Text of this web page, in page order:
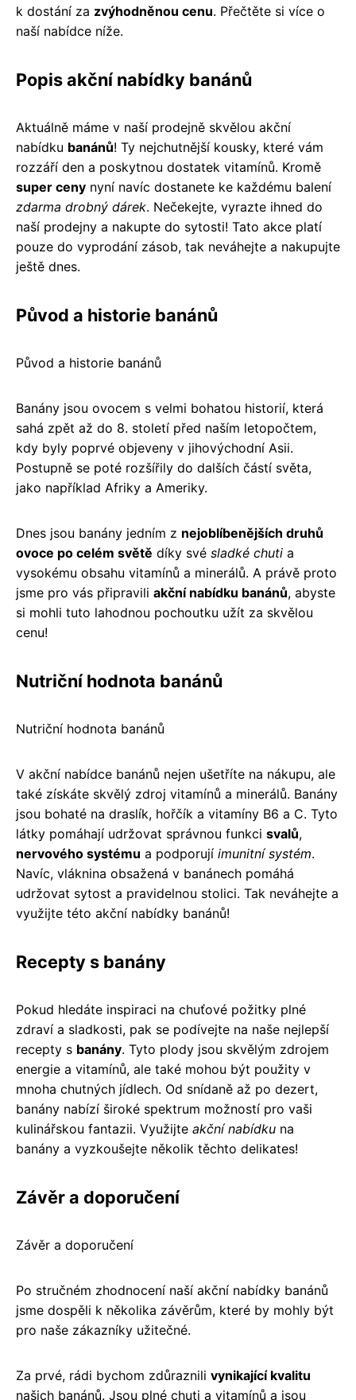
k dostání za zvýhodněnou cenu. Přečtěte si více o
naší nabídce níže.
Popis akční nabídky banánů
Aktuálně máme v naší prodejně skvělou akční
nabídku banánů! Ty nejchutnější kousky, které vám
rozzáří den a poskytnou dostatek vitamínů. Kromě
super ceny nyní navíc dostanete ke každému balení
zdarma drobný dárek. Nečekejte, vyrazte ihned do
naší prodejny a nakupte do sytosti! Tato akce platí
pouze do vyprodání zásob, tak neváhejte a nakupujte
ještě dnes.
Původ a historie banánů
Původ a historie banánů
Banány jsou ovocem s velmi bohatou historií, která
sahá zpět až do 8. století před naším letopočtem,
kdy byly poprvé objeveny v jihovýchodní Asii.
Postupně se poté rozšířily do dalších částí světa,
jako například Afriky a Ameriky.
Dnes jsou banány jedním z nejoblíbenějších druhů
ovoce po celém světě díky své sladké chuti a
vysokému obsahu vitamínů a minerálů. A právě proto
jsme pro vás připravili akční nabídku banánů, abyste
si mohli tuto lahodnou pochoutku užít za skvělou
cenu!
Nutriční hodnota banánů
Nutriční hodnota banánů
V akční nabídce banánů nejen ušetříte na nákupu, ale
také získáte skvělý zdroj vitamínů a minerálů. Banány
jsou bohaté na draslík, hořčík a vitamíny B6 a C. Tyto
látky pomáhají udržovat správnou funkci svalů,
nervového systému a podporují imunitní systém.
Navíc, vláknina obsažená v banánech pomáhá
udržovat sytost a pravidelnou stolici. Tak neváhejte a
využijte této akční nabídky banánů!
Recepty s banány
Pokud hledáte inspiraci na chuťové požitky plné
zdraví a sladkosti, pak se podívejte na naše nejlepší
recepty s banány. Tyto plody jsou skvělým zdrojem
energie a vitamínů, ale také mohou být použity v
mnoha chutných jídlech. Od snídaně až po dezert,
banány nabízí široké spektrum možností pro vaši
kulinářskou fantazii. Využijte akční nabídku na
banány a vyzkoušejte několik těchto delikates!
Závěr a doporučení
Závěr a doporučení
Po stručném zhodnocení naší akční nabídky banánů
jsme dospěli k několika závěrům, které by mohly být
pro naše zákazníky užitečné.
Za prvé, rádi bychom zdůraznili vynikající kvalitu
našich banánů. Jsou plné chuti a vitamínů a jsou